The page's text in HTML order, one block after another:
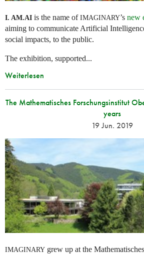
I. AM.AI is the name ofIMAGINARY’s new
aiming to communicate Artificial
social impacts, to the public.
The exhibition, supported...
Weiterlesen
The Mathematisches Forschungsinstitut
years
19 Jun. 2019
IMAGINARY grew up at the